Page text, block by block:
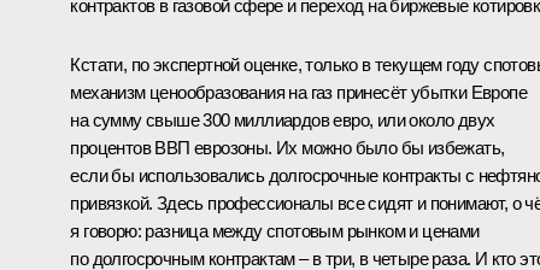
контрактов в газовой сфере и переход на биржевые
Кстати, по экспертной оценке, только в текущем году
механизм ценообразования на газ принесёт убытки Европе
на сумму свыше 300 миллиардов евро, или около двух
процентов ВВП еврозоны. Их можно было бы избежать,
если бы использовались долгосрочные контракты с
привязкой. Здесь профессионалы все сидят и понимают, о
я говорю: разница между спотовым рынком и ценами
по долгосрочным контрактам – в три, в четыре раза. И кто